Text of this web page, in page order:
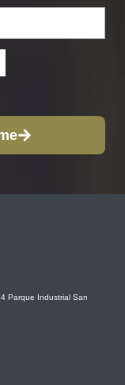
Parque Industrial San